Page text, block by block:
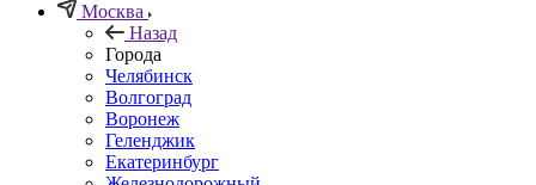
Москва
Назад
Города
Челябинск
Волгоград
Воронеж
Геленджик
Екатеринбург